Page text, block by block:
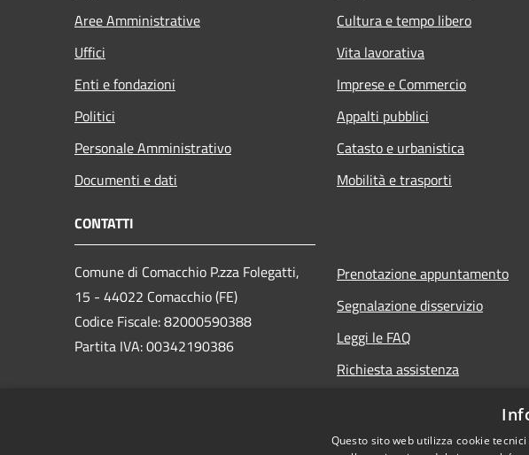
Aree Amministrative
Uffici
Enti e fondazioni
Politici
Personale Amministrativo
Documenti e dati
Cultura e tempo libero
Vita lavorativa
Imprese e Commercio
Appalti pubblici
Catasto e urbanistica
Mobilità e trasporti
CONTATTI
Comune di Comacchio P.zza Folegatti,
15 - 44022 Comacchio (FE)
Codice Fiscale: 82000590388
Partita IVA: 00342190386
comune.comacchio@cert.comune.comacchio.fe.it
Prenotazione appuntamento
Segnalazione disservizio
Leggi le FAQ
Richiesta assistenza
Questo sito web utilizza cookie